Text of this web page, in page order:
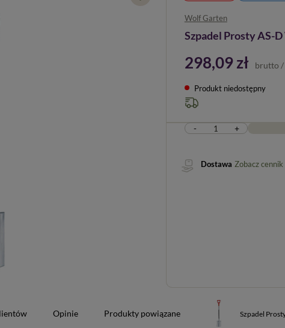
Wolf Garten
Szpadel Prosty AS-
298,09 zł brutto /
Produkt niedostępny
- +
Dostawa Zobacz cennik
Opinie Produkty powiązane Szpadel